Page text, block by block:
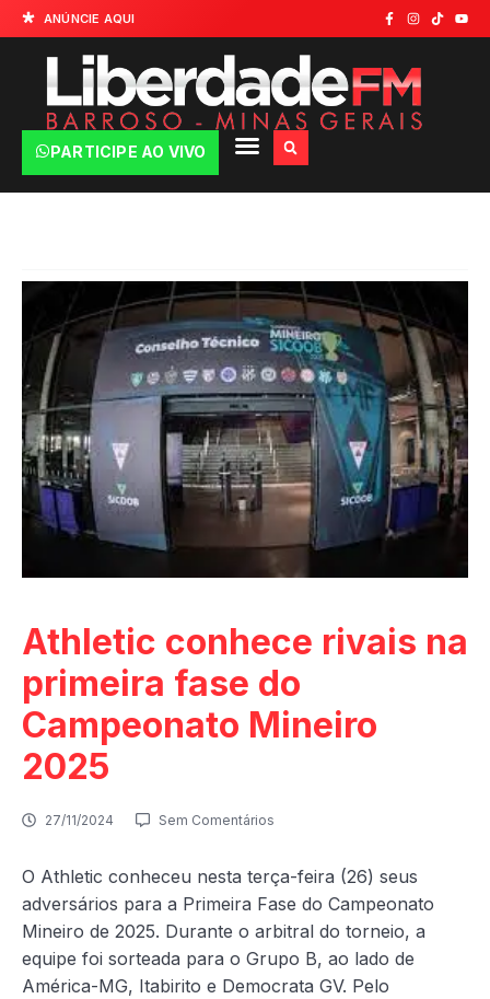
ANÚNCIE AQUI
PARTICIPE AO VIVO
Athletic conhece rivais na
primeira fase do
Campeonato Mineiro
2025
27/11/2024 Sem Comentários
O Athletic conheceu nesta terça-feira (26) seus
adversários para a Primeira Fase do Campeonato
Mineiro de 2025. Durante o arbitral do torneio, a
equipe foi sorteada para o Grupo B, ao lado de
América-MG, Itabirito e Democrata GV. Pelo